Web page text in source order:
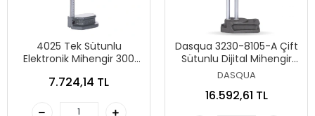
4025 Tek Sütunlu
Elektronik Mihengir 300
7.724,14 TL
Dasqua 3230-8105-A Çift
Sütunlu Dijital Mihengir
300 mm
DASQUA
16.592,61 TL